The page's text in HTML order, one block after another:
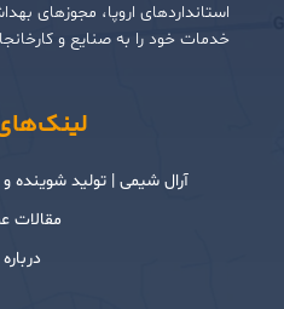
استانداردهای اروپا، مجوزهای
خدمات خود را به صنایع و
آرال شیمی | تولید
مقالات